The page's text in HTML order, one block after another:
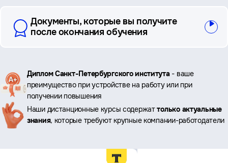
Документы, которые вы получите
после окончания обучения
Ключевые
преимущества
Диплом Санкт-Петербургского института- ваше
преимущество при устройстве на работу или при
получении повышения
Наши дистанционные курсы содержаттолько актуальные
знания, которые требуют крупные компании-работодатели